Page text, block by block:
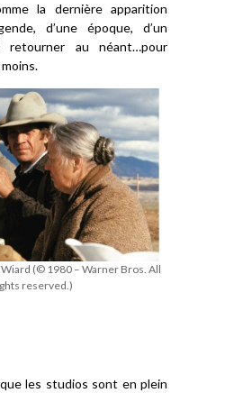
la dernière apparition
d’une époque, d’un
retourner au néant…pour
(© 1980 – Warner Bros. All
reserved.)
les studios sont en plein